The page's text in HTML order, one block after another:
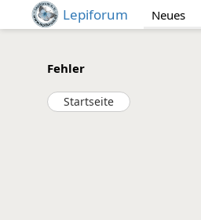
Lepiforum Neues
Fehler
Startseite